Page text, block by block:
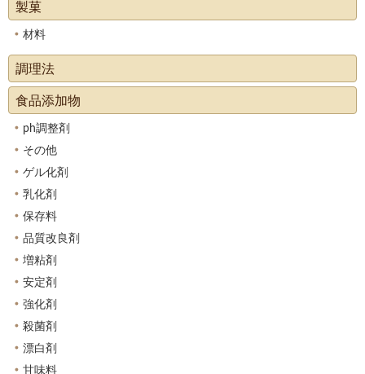
製菓
材料
調理法
食品添加物
ph調整剤
その他
ゲル化剤
乳化剤
保存料
品質改良剤
増粘剤
安定剤
強化剤
殺菌剤
漂白剤
甘味料